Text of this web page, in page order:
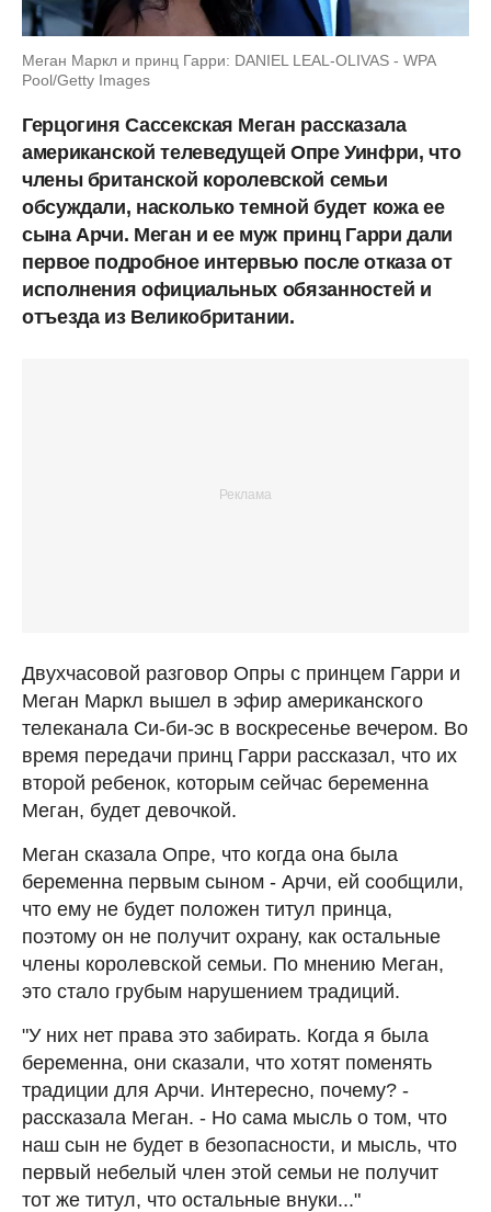
Меган Маркл и принц Гарри: DANIEL LEAL-OLIVAS - WPA
Pool/Getty Images
Герцогиня Сассекская Меган рассказала
американской телеведущей Опре Уинфри, что
члены британской королевской семьи
обсуждали, насколько темной будет кожа ее
сына Арчи. Меган и ее муж принц Гарри дали
первое подробное интервью после отказа от
исполнения официальных обязанностей и
отъезда из Великобритании.
Двухчасовой разговор Опры с принцем Гарри и
Меган Маркл вышел в эфир американского
телеканала Си-би-эс в воскресенье вечером. Во
время передачи принц Гарри рассказал, что их
второй ребенок, которым сейчас беременна
Меган, будет девочкой.
Меган сказала Опре, что когда она была
беременна первым сыном - Арчи, ей сообщили,
что ему не будет положен титул принца,
поэтому он не получит охрану, как остальные
члены королевской семьи. По мнению Меган,
это стало грубым нарушением традиций.
"У них нет права это забирать. Когда я была
беременна, они сказали, что хотят поменять
традиции для Арчи. Интересно, почему? -
рассказала Меган. - Но сама мысль о том, что
наш сын не будет в безопасности, и мысль, что
первый небелый член этой семьи не получит
тот же титул, что остальные внуки..."